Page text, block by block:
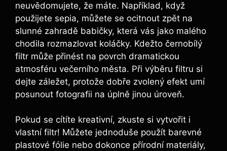
neuvědomujete,​ že ‌máte. Například, když
použijete sepia, ⁣můžete se ​ocitnout zpět na
slunné zahradě ‌babičky, která ‍vás⁢ jako malého
‍chodila⁢ rozmazlovat ​koláčky. Kdežto černobílý
filtr může přinést na povrch dramatickou
atmosféru večerního ‌města. Při výběru filtru si
dejte ‌záležet, protože ​dobře zvolený efekt umí
posunout fotografii na úplně‍ jinou ⁢úroveň.
Pokud ‌se cítíte kreativní, zkuste si ⁤vytvořit i
vlastní filtr! Můžete jednoduše použít barevné
plastové fólie⁤ nebo ‌dokonce přírodní ‍materiály, ​